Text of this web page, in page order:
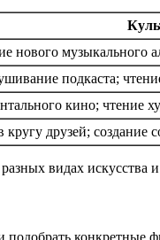
нового музыкального
подкаста;
кино; чтение
друзей; создание
видах искусства
подобрать